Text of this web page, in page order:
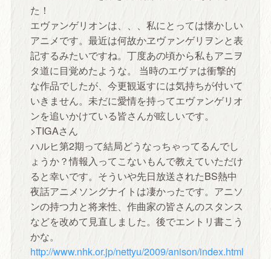
た！
エヴァンゲリオンは、、、私にとっては懐かしい
アニメです。最近は何故かヱヴァンゲリヲンと表
記するみたいですね。丁度あの頃から私もアニヲ
タ道に目覚めたような。 当時のエヴァは衝撃的
な作品でしたが、今更観返すには気持ちが付いて
いきません。未だに愛情を持ってエヴァンゲリオ
ンを追いかけている皆さんが眩しいです。
>TIGAさん
ハルヒ第2期って結局どうなっちゃってるんでし
ょうか？情報入ってこないもんで教えていただけ
ると幸いです。そういや先日放送されたBS熱中
夜話アニメソングナイトは凄かったです。アニソ
ンの持つ力と将来性、作曲家の皆さんのスタンス
などを改めて見直しました。後でエントリ書こう
かな。
http://www.nhk.or.jp/nettyu/2009/anison/index.html